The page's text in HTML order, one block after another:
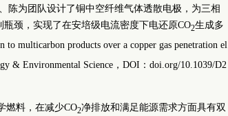
陈为团队设计了铜中空纤维气体透散电极，为三相
瓶颈，实现了在安培级电流密度下电还原CO2生成多
to multicarbon products over a copper gas penetration el
& Environmental Science，DOI：doi.org/10.1039/D2
燃料，在减少CO2净排放和满足能源需求方面具有双